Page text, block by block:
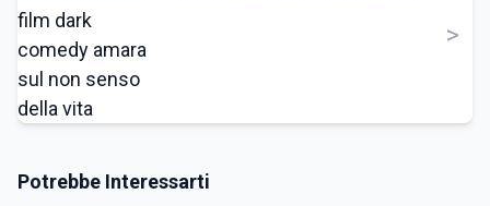
>
Potrebbe Interessarti